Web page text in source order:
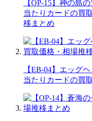
【OP-15】神の島
当たりカードの買
移まとめ
【EB-04】エッグ
当たりカードの買